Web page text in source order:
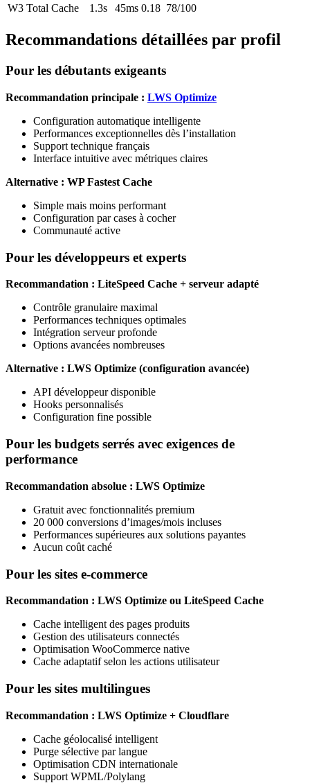
W3 Total Cache
1.3s 45ms 0.18 78/100
Recommandations détaillées par profil
Pour les débutants exigeants
Recommandation principale : LWS Optimize
Configuration automatique intelligente
Performances exceptionnelles dès l’installation
Support technique français
Interface intuitive avec métriques claires
Alternative : WP Fastest Cache
Simple mais moins performant
Configuration par cases à cocher
Communauté active
Pour les développeurs et experts
Recommandation : LiteSpeed Cache + serveur adapté
Contrôle granulaire maximal
Performances techniques optimales
Intégration serveur profonde
Options avancées nombreuses
Alternative : LWS Optimize (configuration avancée)
API développeur disponible
Hooks personnalisés
Configuration fine possible
Pour les budgets serrés avec exigences de
performance
Recommandation absolue : LWS Optimize
Gratuit avec fonctionnalités premium
20 000 conversions d’images/mois incluses
Performances supérieures aux solutions payantes
Aucun coût caché
Pour les sites e-commerce
Recommandation : LWS Optimize ou LiteSpeed Cache
Cache intelligent des pages produits
Gestion des utilisateurs connectés
Optimisation WooCommerce native
Cache adaptatif selon les actions utilisateur
Pour les sites multilingues
Recommandation : LWS Optimize + Cloudflare
Cache géolocalisé intelligent
Purge sélective par langue
Optimisation CDN internationale
Support WPML/Polylang